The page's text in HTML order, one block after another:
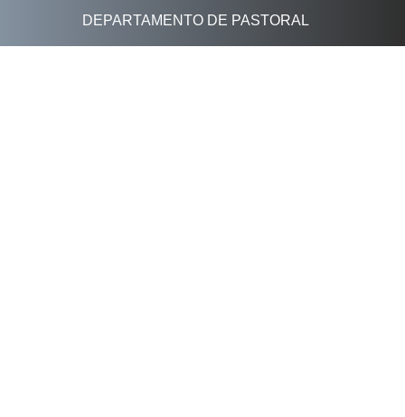
DEPARTAMENTO DE PASTORAL